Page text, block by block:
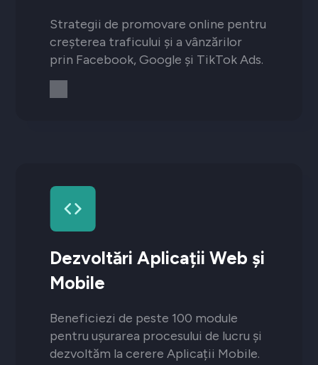
Strategii de promovare online pentru
creșterea traficului și a vânzărilor
prin Facebook, Google și TikTok Ads.
Dezvoltări Aplicații Web și
Mobile
Beneficiezi de peste 100 module
pentru ușurarea procesului de lucru și
dezvoltăm la cerere Aplicații Mobile.